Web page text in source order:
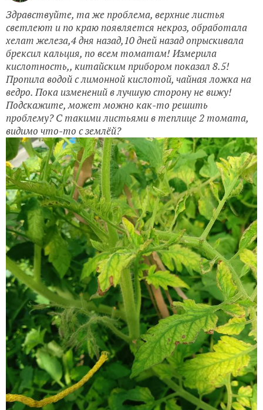
Здравствуйте, та же проблема, верхние листья
светлеют и по краю появляется некроз, обработала
хелат железа,4 дня назад,10 дней назад опрыскивала
брексил кальция, по всем томатам! Измерила
кислотность,, китайским прибором показал 8.5!
Пропила водой с лимонной кислотой, чайная ложка на
ведро. Пока изменений в лучшую сторону не вижу!
Подскажите, может можно как-то решить
проблему? С такими листьями в теплице 2 томата,
видимо что-то с землёй?